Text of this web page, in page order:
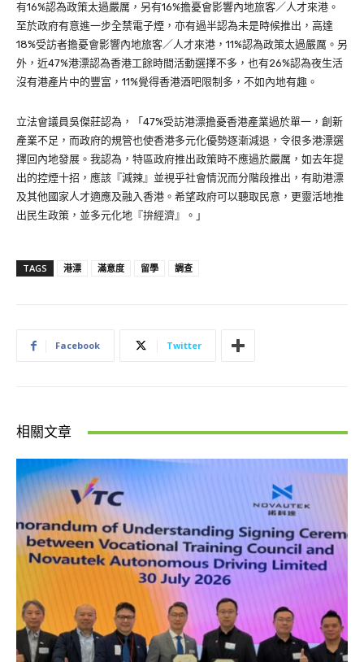
有16%認為政策太過嚴厲，另有16%擔憂會影響內地旅客／人才來港。
至於政府有意進一步全禁電子煙，亦有過半認為未是時候推出，高達
18%受訪者擔憂會影響內地旅客／人才來港，11%認為政策太過嚴厲。另
外，近47%港漂認為香港工餘時間活動選擇不多，也有26%認為夜生活
沒有港產片中的豐富，11%覺得香港酒吧限制多，不如內地有趣。
立法會議員吳傑莊認為，「47%受訪港漂擔憂香港產業過於單一，創新
產業不足，而政府的規管也使香港多元化優勢逐漸減退，令很多港漂選
擇回內地發展。我認為，特區政府推出政策時不應過於嚴厲，如去年提
出的控煙十招，應該『減辣』並視乎社會情況而分階段推出，有助港漂
及其他國家人才適應及融入香港。希望政府可以聽取民意，更靈活地推
出民生政策，並多元化地『拚經濟』。」
TAGS 港漂 滿意度 留學 調查
Facebook Twitter
相關文章